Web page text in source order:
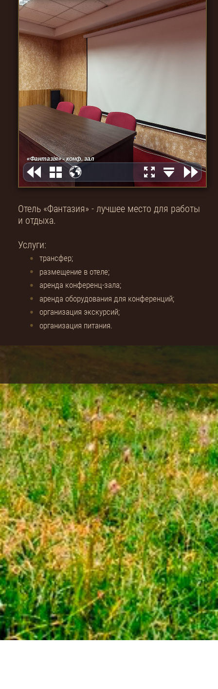
Отель «Фантазия» - лучшее место для работы
и отдыха.
Услуги:
трансфер;
размещение в отеле;
аренда конференц-зала;
аренда оборудования для конференций;
организация экскурсий;
организация питания.